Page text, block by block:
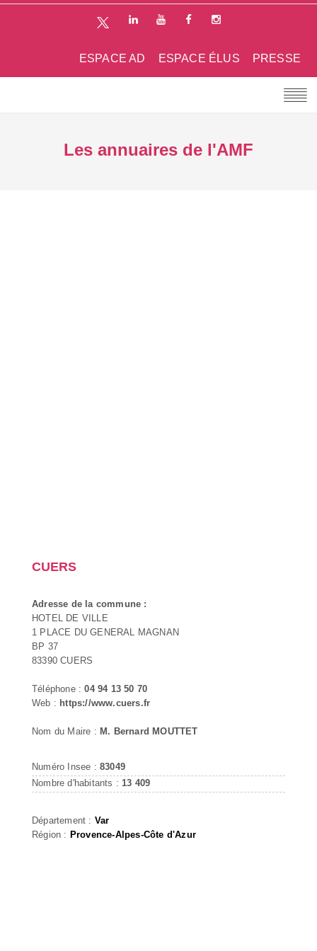
PRESSE
ESPACE ÉLUS
ESPACE AD
Les annuaires de l'AMF
CUERS
Adresse de la commune :
HOTEL DE VILLE
1 PLACE DU GENERAL MAGNAN
BP 37
83390 CUERS
Téléphone :04 94 13 50 70
Web : https://www.cuers.fr
Nom du Maire : M. Bernard MOUTTET
Numéro Insee : 83049
Nombre d'habitants : 13 409
Département : Var
Région : Provence-Alpes-Côte d'Azur